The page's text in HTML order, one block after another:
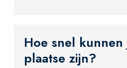
Hoe snel
plaatse zijn?